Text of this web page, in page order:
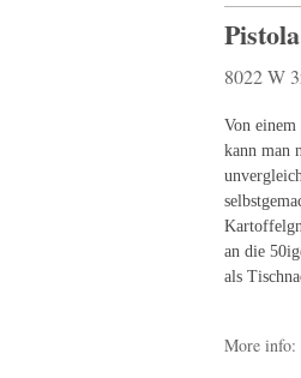
Pistola
8022 W
Von
kann man
an die
als
More info: